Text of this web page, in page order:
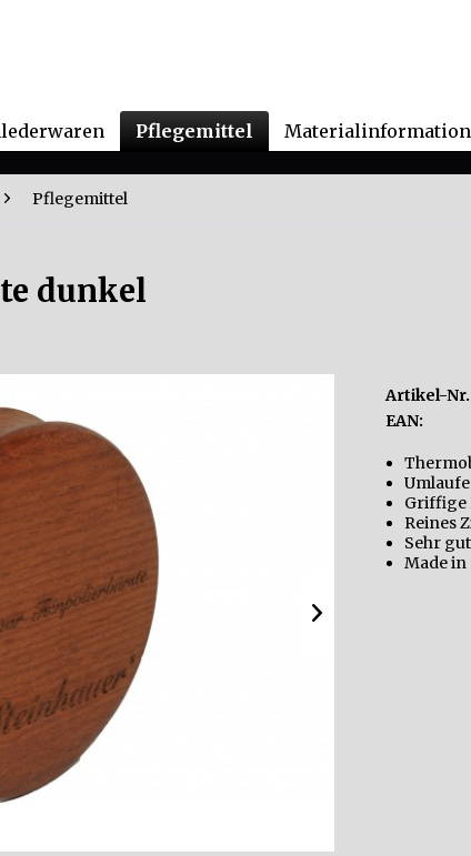
Pflegemittel
Pflegemittel
dunkel
Artikel-
EAN:
Griffige
Reines
Sehr
Made